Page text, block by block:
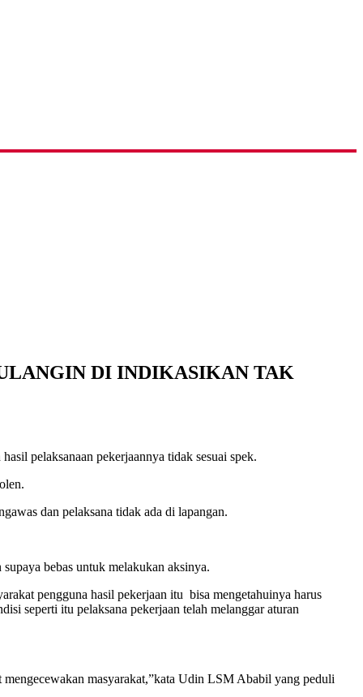
DI INDIKASIKAN TAK
pelaksanaan pekerjaannya tidak sesuai spek.
dan pelaksana tidak ada di lapangan.
bebas untuk melakukan aksinya.
pengguna hasil pekerjaan itu bisa mengetahuinya harus
seperti itu pelaksana pekerjaan telah melanggar aturan
mengecewakan masyarakat,”kata Udin LSM Ababil yang peduli